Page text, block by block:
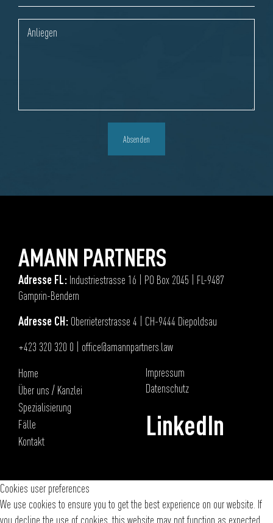
Absenden
AMANN PARTNERS
Adresse FL: Industriestrasse 16 | PO Box 2045 | FL-9487
Gamprin-Bendern
Adresse CH: Oberrieterstrasse 4 | CH-9444 Diepoldsau
+423 320 320 0
office@amannpartners.law
Home
Über uns / Kanzlei
Spezialisierung
Fälle
Kontakt
Impressum
Datenschutz
LinkedIn
Cookies user preferences
We use cookies to ensure you to get the best experience on our website. If
you decline the use of cookies, this website may not function as expected.